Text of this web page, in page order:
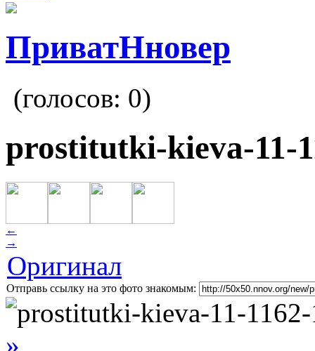
ПриватНновер
(голосов: 0)
prostitutki-kieva-11-
←
→
Оригинал
Отправь ссылку на это фото знакомым:
»